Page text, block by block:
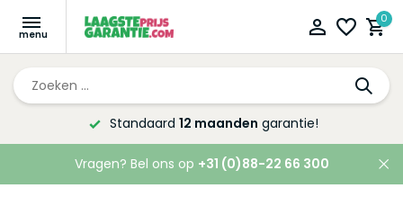
0
Altijd de laagsteprijsgarantie!
Vragen? Bel ons op +31 (0)88-22 66 300